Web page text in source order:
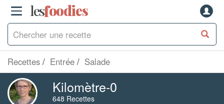
lesfoodies
Recettes Entrée Salade
Kilomètre-0
648 Recettes